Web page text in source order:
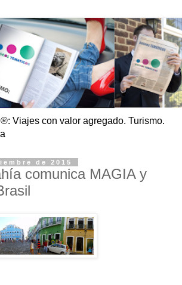
Viajes con valor agregado. Turismo.
de 2015
comunica MAGIA y